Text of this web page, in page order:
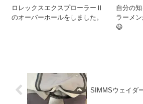
ロレックスエクスプローラーⅡ
のオーバーホールをしました。
自分の
ラーメ
😃
SIMMSウェイダ